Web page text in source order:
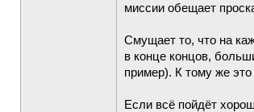
миссии обещает
Смущает то, что на
в конце концов,
пример). К тому же
Если всё пойдёт